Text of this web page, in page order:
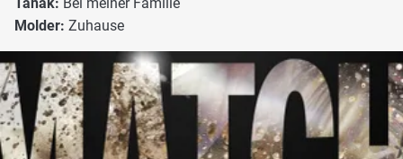
Molder: Zuhause